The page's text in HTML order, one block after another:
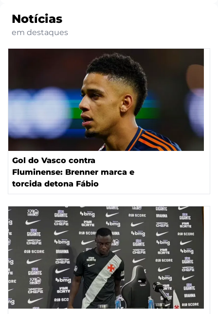
Notícias
em destaques
Gol do Vasco contra
Fluminense: Brenner marca e
torcida detona Fábio